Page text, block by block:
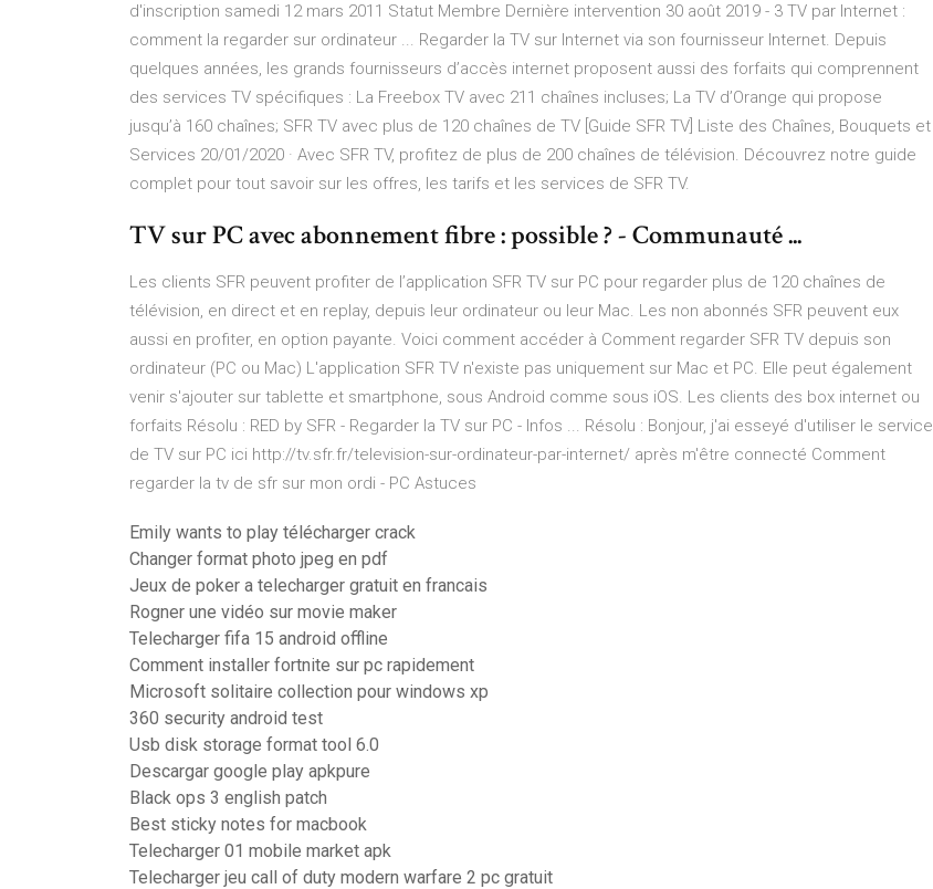
d'inscription samedi 12 mars 2011 Statut Membre Dernière intervention 30 août 2019 - 3 TV par Internet :
comment la regarder sur ordinateur ... Regarder la TV sur Internet via son fournisseur Internet. Depuis
quelques années, les grands fournisseurs d’accès internet proposent aussi des forfaits qui comprennent
des services TV spécifiques : La Freebox TV avec 211 chaînes incluses; La TV d’Orange qui propose
jusqu’à 160 chaînes; SFR TV avec plus de 120 chaînes de TV [Guide SFR TV] Liste des Chaînes, Bouquets et
Services 20/01/2020 · Avec SFR TV, profitez de plus de 200 chaînes de télévision. Découvrez notre guide
complet pour tout savoir sur les offres, les tarifs et les services de SFR TV.
TV sur PC avec abonnement fibre : possible ? - Communauté ...
Les clients SFR peuvent profiter de l’application SFR TV sur PC pour regarder plus de 120 chaînes de
télévision, en direct et en replay, depuis leur ordinateur ou leur Mac. Les non abonnés SFR peuvent eux
aussi en profiter, en option payante. Voici comment accéder à Comment regarder SFR TV depuis son
ordinateur (PC ou Mac) L'application SFR TV n'existe pas uniquement sur Mac et PC. Elle peut également
venir s'ajouter sur tablette et smartphone, sous Android comme sous iOS. Les clients des box internet ou
forfaits Résolu : RED by SFR - Regarder la TV sur PC - Infos ... Résolu : Bonjour, j'ai esseyé d'utiliser le service
de TV sur PC ici http://tv.sfr.fr/television-sur-ordinateur-par-internet/ après m'être connecté Comment
regarder la tv de sfr sur mon ordi - PC Astuces
Emily wants to play télécharger crack
Changer format photo jpeg en pdf
Jeux de poker a telecharger gratuit en francais
Rogner une vidéo sur movie maker
Telecharger fifa 15 android offline
Comment installer fortnite sur pc rapidement
Microsoft solitaire collection pour windows xp
360 security android test
Usb disk storage format tool 6.0
Descargar google play apkpure
Black ops 3 english patch
Best sticky notes for macbook
Telecharger 01 mobile market apk
Telecharger jeu call of duty modern warfare 2 pc gratuit